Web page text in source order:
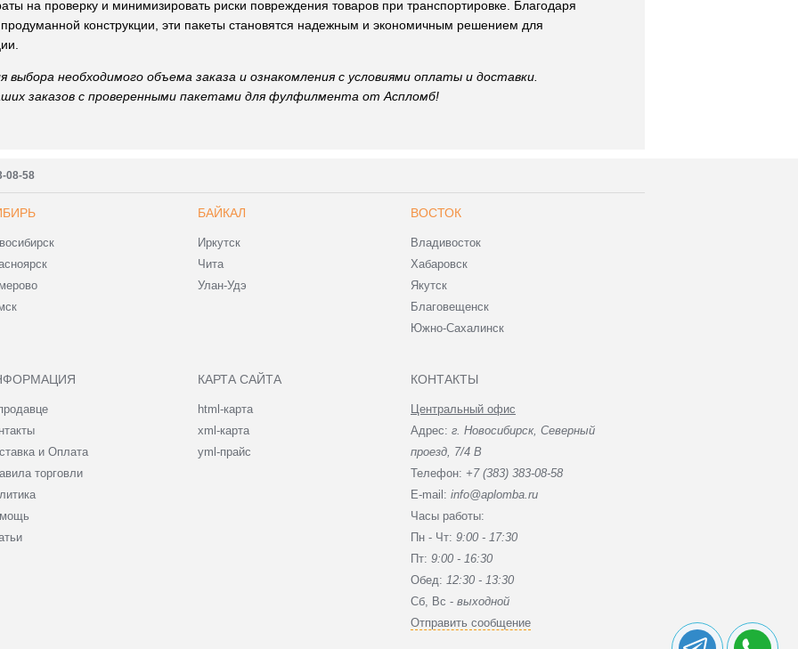
на проверку и минимизировать риски повреждения товаров при транспортировке. Благодаря
конструкции, эти пакеты становятся надежным и экономичным решением для
выбора необходимого объема заказа и ознакомления с условиями оплаты и доставки.
заказов с проверенными пакетами для фулфилмента от Аспломб!
08-58
БАЙКАЛ
Иркутск
Чита
Улан-Удэ
ВОСТОК
Владивосток
Хабаровск
Якутск
Благовещенск
Южно-Сахалинск
и Оплата
торговли
КАРТА САЙТА
html-карта
xml-карта
yml-прайс
КОНТАКТЫ
Центральный офис
Адрес: г. Новосибирск, Северный
проезд, 7/4 В
Телефон: +7 (383) 383-08-58
E-mail: info@aplomba.ru
Часы работы:
Пн - Чт: 9:00 - 17:30
Пт: 9:00 - 16:30
Обед: 12:30 - 13:30
Сб, Вc - выходной
Отправить сообщение